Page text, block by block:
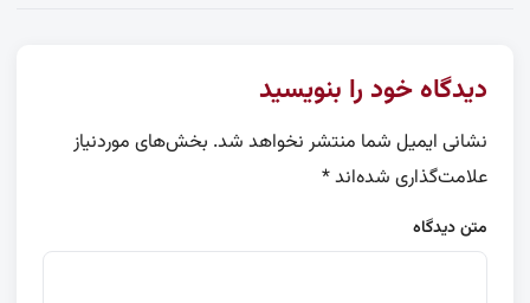
دیدگاه خود را بنویسید
نشانی ایمیل شما منتشر نخواهد شد. بخش‌های موردنیاز
علامت‌گذاری شده‌اند*
متن دیدگاه